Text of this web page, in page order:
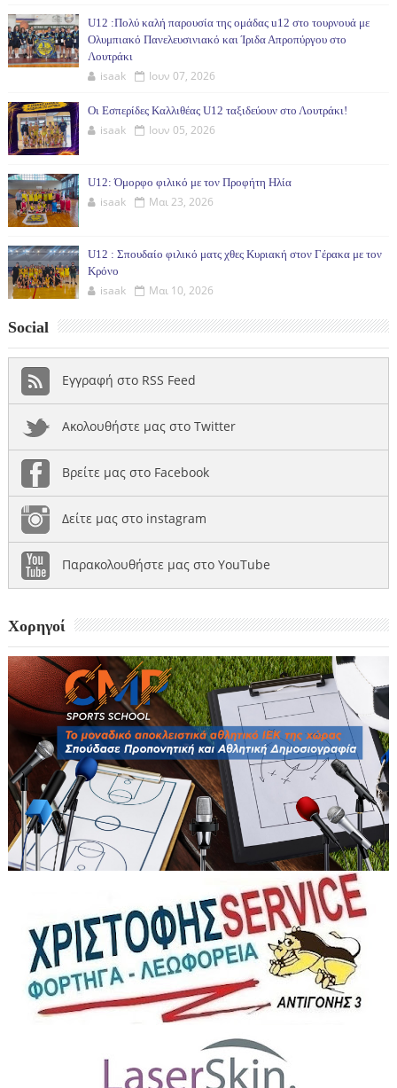
U12 :Πολύ καλή παρουσία της ομάδας u12 στο τουρνουά με
Ολυμπιακό Πανελευσινιακό και Ίριδα Απροπύργου στο
Λουτράκι
isaak Ιουν 07, 2026
Οι Εσπερίδες Καλλιθέας U12 ταξιδεύουν στο Λουτράκι!
isaak Ιουν 05, 2026
U12: Όμορφο φιλικό με τον Προφήτη Ηλία
isaak Μαι 23, 2026
U12 : Σπουδαίο φιλικό ματς χθες Κυριακή στον Γέρακα με τον
Κρόνο
isaak Μαι 10, 2026
Social
Εγγραφή στο RSS Feed
Ακολουθήστε μας στο Twitter
Βρείτε μας στο Facebook
Δείτε μας στο instagram
Παρακολουθήστε μας στο YouTube
Χορηγοί